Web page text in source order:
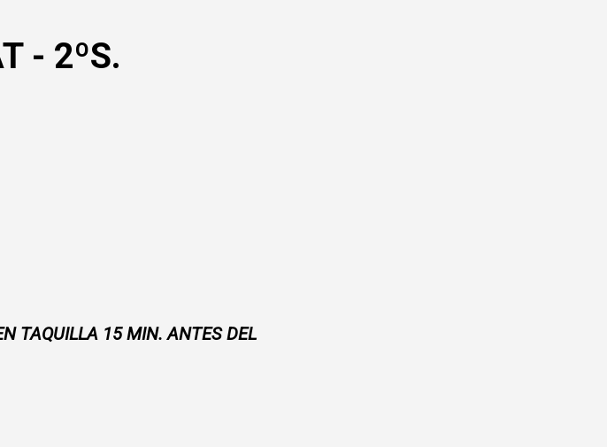
- 2ºS.
TAQUILLA 15 MIN. ANTES DEL